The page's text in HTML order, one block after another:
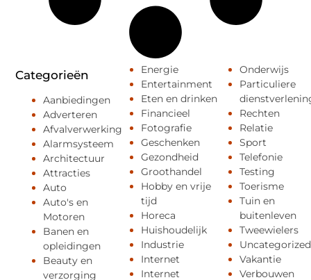
Categorieën
Aanbiedingen
Adverteren
Afvalverwerking
Alarmsysteem
Architectuur
Attracties
Auto
Auto's en
Motoren
Banen en
opleidingen
Beauty en
verzorging
Energie
Entertainment
Eten en drinken
Financieel
Fotografie
Geschenken
Gezondheid
Groothandel
Hobby en vrije
tijd
Horeca
Huishoudelijk
Industrie
Internet
Internet
Onderwijs
Particuliere
Rechten
Relatie
Sport
Telefonie
Testing
Toerisme
Tuin en
buitenleven
Tweewielers
Uncategorized
Vakantie
Verbouwen